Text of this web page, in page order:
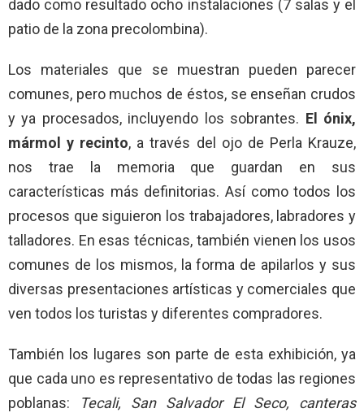
dado como resultado ocho instalaciones (7 salas y el
patio de la zona precolombina).
Los materiales que se muestran pueden parecer
comunes, pero muchos de éstos, se enseñan crudos
y ya procesados, incluyendo los sobrantes. El ónix,
mármol y recinto, a través del ojo de Perla Krauze,
nos trae la memoria que guardan en sus
características más definitorias. Así como todos los
procesos que siguieron los trabajadores, labradores y
talladores. En esas técnicas, también vienen los usos
comunes de los mismos, la forma de apilarlos y sus
diversas presentaciones artísticas y comerciales que
ven todos los turistas y diferentes compradores.
También los lugares son parte de esta exhibición, ya
que cada uno es representativo de todas las regiones
poblanas:
Tecali, San Salvador El Seco, canteras